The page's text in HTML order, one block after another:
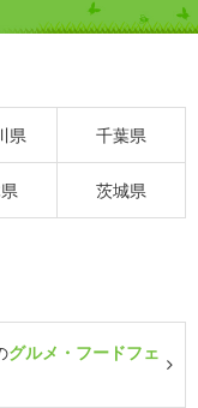
県 千葉県
茨城県
グルメ・フードフェ